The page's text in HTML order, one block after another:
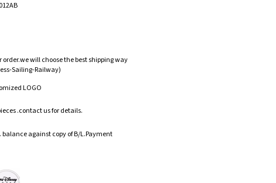
order.we will choose the best shipping way
Sailing-Railway)
LOGO
.contact us for details.
balance against copy of B/L.Payment